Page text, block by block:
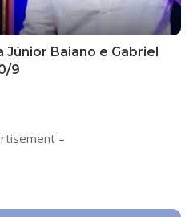
Baiano e Gabriel
9
–